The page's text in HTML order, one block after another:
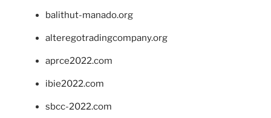
balithut-manado.org
alteregotradingcompany.org
aprce2022.com
ibie2022.com
sbcc-2022.com